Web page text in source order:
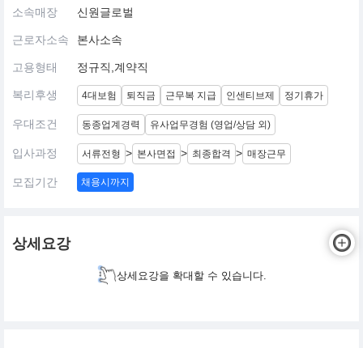
소속매장 신원글로벌
근로자소속 본사소속
고용형태 정규직,계약직
복리후생 4대보험 퇴직금 근무복 지급 인센티브제 정기휴가
우대조건 동종업계경력 유사업무경험 (영업/상담 외)
입사과정 서류전형 > 본사면접 > 최종합격 > 매장근무
모집기간 채용시까지
상세요강
상세요강을 확대할 수 있습니다.